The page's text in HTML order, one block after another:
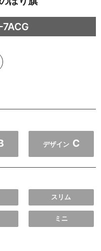
デザイン C
スリム
ミニ